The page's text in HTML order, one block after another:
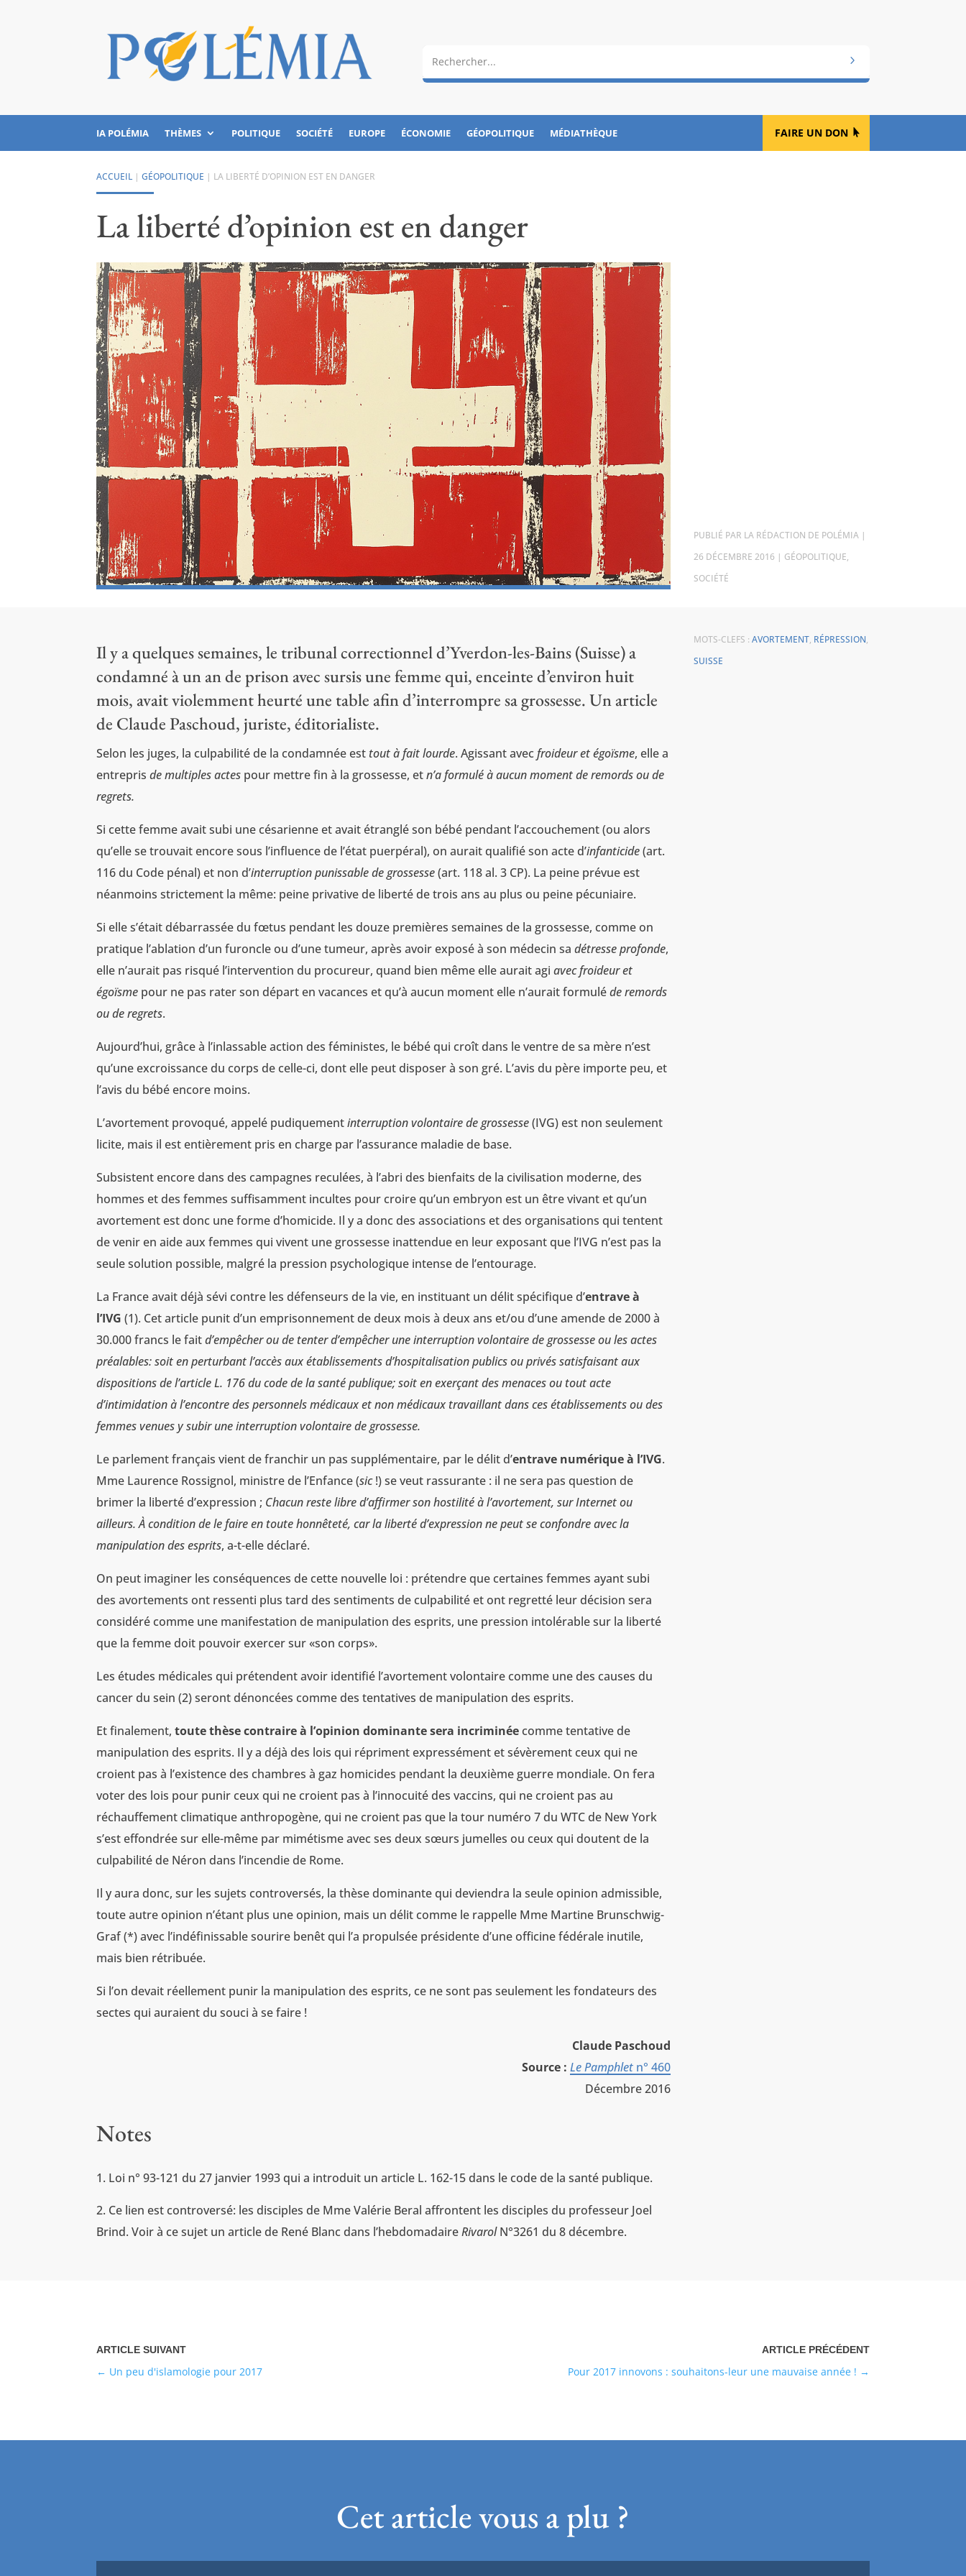
IA POLÉMIA THÈMES POLITIQUE SOCIÉTÉ EUROPE ÉCONOMIE GÉOPOLITIQUE MÉDIATHÈQUE FAIRE UN DON
ACCUEIL |GÉOPOLITIQUE | LA LIBERTÉ D’OPINION EST EN DANGER
La liberté d’opinion est en danger
PAR LA RÉDACTION DE POLÉMIA |
26 DÉCEMBRE 2016 | GÉOPOLITIQUE,
SOCIÉTÉ
Il y a quelques semaines, le tribunal correctionnel d’Yverdon-les-Bains (Suisse) a
condamné à un an de prison avec sursis une femme qui, enceinte d’environ huit
mois, avait violemment heurté une table afin d’interrompre sa grossesse. Un article
de Claude Paschoud, juriste, éditorialiste.
Selon les juges, la culpabilité de la condamnée est tout à fait lourde. Agissant avecfroideur et égoïsme, elle a
entreprisde multiples actes pour mettre fin à la grossesse, etn’a formulé à aucun moment de remords ou de
regrets.
Si cette femme avait subi une césarienne et avait étranglé son bébé pendant l’accouchement (ou alors
qu’elle se trouvait encore sous l’influence de l’état puerpéral), on aurait qualifié son acte d’infanticide(art.
116 du Code pénal) et non d’interruption punissable de grossesse(art. 118 al. 3 CP). La peine prévue est
néanmoins strictement la même: peine privative de liberté de trois ans au plus ou peine pécuniaire.
Si elle s’était débarrassée du fœtus pendant les douze premières semaines de la grossesse, comme on
pratique l’ablation d’un furoncle ou d’une tumeur, après avoir exposé à son médecin sadétresse profonde,
elle n’aurait pas risqué l’intervention du procureur, quand bien même elle aurait agiavec froideur et
égoïsme pour ne pas rater son départ en vacances et qu’à aucun moment elle n’aurait formuléde remords
ou de regrets.
Aujourd’hui, grâce à l’inlassable action des féministes, le bébé qui croît dans le ventre de sa mère n’est
qu’une excroissance du corps de celle-ci, dont elle peut disposer à son gré. L’avis du père importe peu, et
l’avis du bébé encore moins.
L’avortement provoqué, appelé pudiquementinterruption volontaire de grossesse(IVG) est non seulement
licite, mais il est entièrement pris en charge par l’assurance maladie de base.
Subsistent encore dans des campagnes reculées, à l’abri des bienfaits de la civilisation moderne, des
hommes et des femmes suffisamment incultes pour croire qu’un embryon est un être vivant et qu’un
avortement est donc une forme d’homicide. Il y a donc des associations et des organisations qui tentent
de venir en aide aux femmes qui vivent une grossesse inattendue en leur exposant que l’IVG n’est pas la
seule solution possible, malgré la pression psychologique intense de l’entourage.
La France avait déjà sévi contre les défenseurs de la vie, en instituant un délit spécifique d’entrave à
l’IVG(1). Cet article punit d’un emprisonnement de deux mois à deux ans et/ou d’une amende de 2000 à
30.000 francs le faitd’empêcher ou de tenter d’empêcher une interruption volontaire de grossesse ou les actes
préalables: soit en perturbant l’accès aux établissements d’hospitalisation publics ou privés satisfaisant aux
dispositions de l’article L. 176 du code de la santé publique; soit en exerçant des menaces ou tout acte
d’intimidation à l’encontre des personnels médicaux et non médicaux travaillant dans ces établissements ou des
femmes venues y subir une interruption volontaire de grossesse.
Le parlement français vient de franchir un pas supplémentaire, par le délit d’entrave numérique à l’IVG.
Mme Laurence Rossignol, ministre de l’Enfance (sic!) se veut rassurante : il ne sera pas question de
brimer la liberté d’expression ; Chacun reste libre d’affirmer son hostilité à l’avortement, sur Internet ou
ailleurs. À condition de le faire en toute honnêteté, car la liberté d’expression ne peut se confondre avec la
manipulation des esprits, a-t-elle déclaré.
On peut imaginer les conséquences de cette nouvelle loi : prétendre que certaines femmes ayant subi
des avortements ont ressenti plus tard des sentiments de culpabilité et ont regretté leur décision sera
considéré comme une manifestation de manipulation des esprits, une pression intolérable sur la liberté
que la femme doit pouvoir exercer sur «son corps».
Les études médicales qui prétendent avoir identifié l’avortement volontaire comme une des causes du
cancer du sein (2) seront dénoncées comme des tentatives de manipulation des esprits.
Et finalement,toute thèse contraire à l’opinion dominante sera incriminée comme tentative de
manipulation des esprits. Il y a déjà des lois qui répriment expressément et sévèrement ceux qui ne
croient pas à l’existence des chambres à gaz homicides pendant la deuxième guerre mondiale. On fera
voter des lois pour punir ceux qui ne croient pas à l’innocuité des vaccins, qui ne croient pas au
réchauffement climatique anthropogène, qui ne croient pas que la tour numéro 7 du WTC de New York
s’est effondrée sur elle-même par mimétisme avec ses deux sœurs jumelles ou ceux qui doutent de la
culpabilité de Néron dans l’incendie de Rome.
Il y aura donc, sur les sujets controversés, la thèse dominante qui deviendra la seule opinion admissible,
toute autre opinion n’étant plus une opinion, mais un délit comme le rappelle Mme Martine Brunschwig-
Graf (*) avec l’indéfinissable sourire benêt qui l’a propulsée présidente d’une officine fédérale inutile,
mais bien rétribuée.
Si l’on devait réellement punir la manipulation des esprits, ce ne sont pas seulement les fondateurs des
sectes qui auraient du souci à se faire !
Claude Paschoud
Source : Le Pamphletn° 460
Décembre 2016
Notes
Loi n° 93-121 du 27 janvier 1993 qui a introduit un article L. 162-15 dans le code de la santé publique.
Ce lien est controversé: les disciples de Mme Valérie Beral affrontent les disciples du professeur Joel
Brind. Voir à ce sujet un article de René Blanc dans l’hebdomadaireRivarolN°3261 du 8 décembre.
MOTS-CLEFS : AVORTEMENT, RÉPRESSION,
SUISSE
Pour 2017 innovons : souhaitons-leur une mauvaise année !
Un peu d'islamologie pour 2017
Cet article vous a plu ?